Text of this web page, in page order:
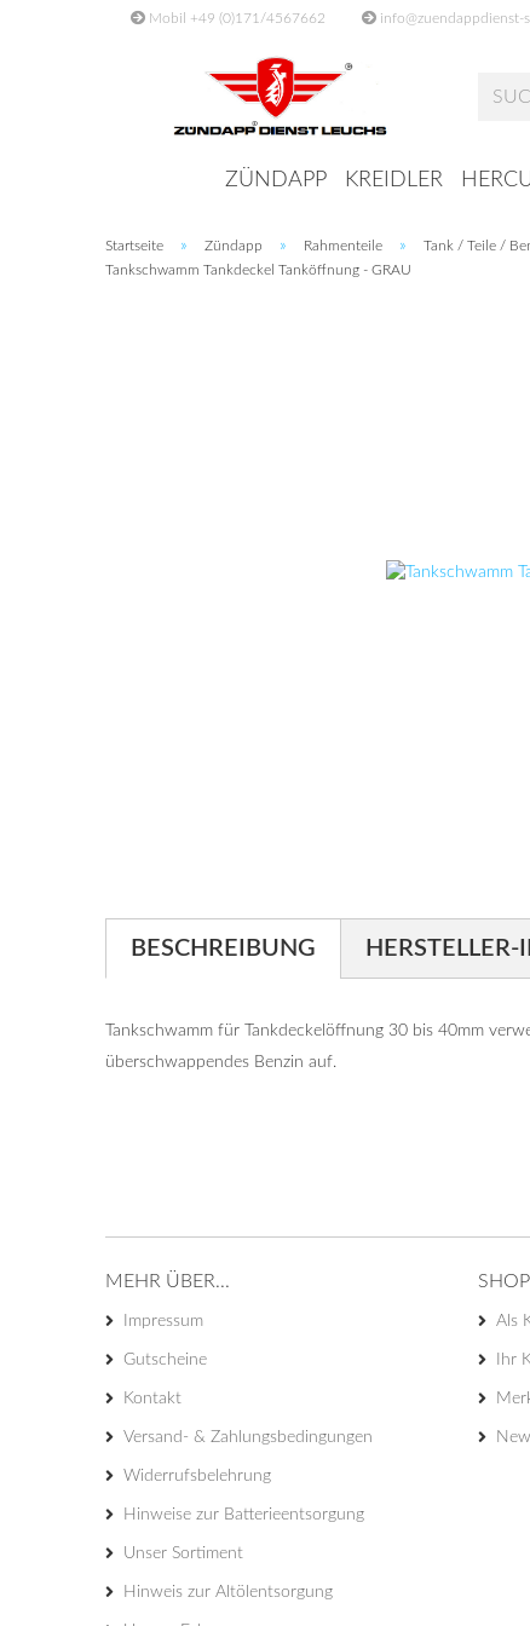
Mobil +49 (0)171/4567662 info@zuendappdienst-
ZÜNDAPP KREIDLER
Startseite » Zündapp » Rahmenteile » Tank / Teile /
Tankschwamm Tankdeckel Tanköffnung - GRAU
BESCHREIBUNG HERSTELLER-
Tankschwamm für Tankdeckelöffnung 30 bis 40mm
überschwappendes Benzin auf.
MEHR ÜBER...
Impressum
Gutscheine
Kontakt
Versand- & Zahlungsbedingungen
Widerrufsbelehrung
Hinweise zur Batterieentsorgung
Unser Sortiment
Hinweis zur Altölentsorgung
Als
Ihr